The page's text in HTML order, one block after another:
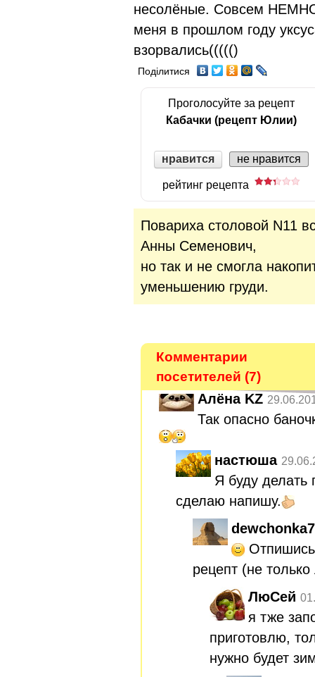
несолёные. Совсем
меня в прошлом году
взорвались((((()
Поділитися
Проголосуйте за рецепт
Кабачки (рецепт Юлии)
нравится не нравится
рейтинг рецепта
Повариха столовой N11
Анны Семенович,
но так и не смогла
уменьшению груди.
Комментарии
посетителей (7)
Алёна KZ
Так опасно
настюша
Я буду делать
сделаю напишу.
Отпишись
рецепт (не
ЛюСей
я тже
приготовлю,
нужно будет